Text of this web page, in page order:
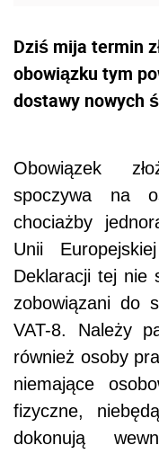
Dziś mija termin
obowiązku tym
dostawy nowych
Obowiązek
spoczywa na
chociażby
Unii
Deklaracji tej nie
zobowiązani do
VAT-8. Należy
również osoby
niemające
fizyczne,
dokonują